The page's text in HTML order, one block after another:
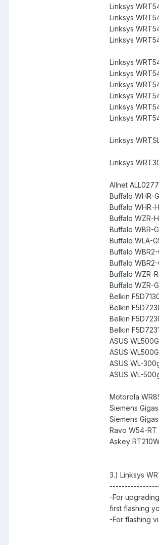
Linksys
Linksys
Linksys
Linksys
Linksys
Linksys
Linksys
Linksys
Linksys
Linksys
Linksys
Linksys
Allnet ALL0277
Buffalo WHR-
Buffalo WHR-
Buffalo WZR-
Buffalo WBR-
Buffalo WLA-
Buffalo
Buffalo WBR2-
Buffalo WZR-
Buffalo WZR-
Belkin
Belkin
Belkin
Belkin
ASUS
ASUS
ASUS WL-
ASUS WL-
Motorola
Siemens
Siemens
Ravo W54-RT
Askey
3.) Linksys
-For
first flashing
-For flashing